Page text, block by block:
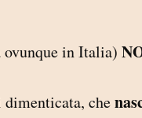
ovunque in Italia)
dimenticata, che